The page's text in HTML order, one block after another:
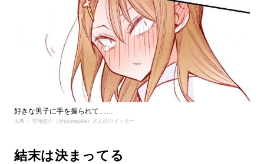
好きな男子に手を握られて……
出典： 空翔俊介（@syunsuke）さんのツイッター
結末は決まってる